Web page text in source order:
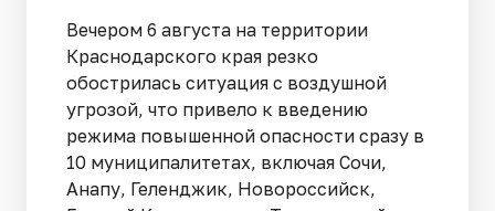
Вечером 6 августа на территории
Краснодарского края резко
обострилась ситуация с воздушной
угрозой, что привело к введению
режима повышенной опасности сразу в
10 муниципалитетах, включая Сочи,
Анапу, Геленджик, Новороссийск,